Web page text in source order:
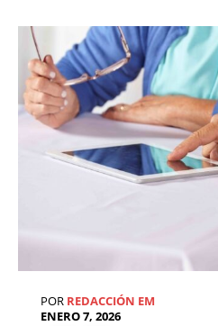
POR REDACCIÓN EM
ENERO 7, 2026